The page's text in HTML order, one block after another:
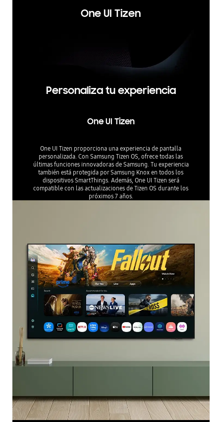
One UI Tizen
Personaliza tu experiencia
One UI Tizen
One UI Tizen proporciona una experiencia de pantalla
personalizada. Con Samsung Tizen OS, ofrece todas las
últimas funciones innovadoras de Samsung. Tu experiencia
también está protegida por Samsung Knox en todos los
dispositivos SmartThings. Además, One UI Tizen será
compatible con las actualizaciones de Tizen OS durante los
próximos 7 años.